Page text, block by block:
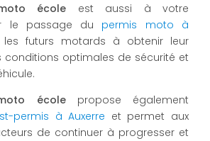
école est aussi à votre
le passage du permis moto à
futurs motards à obtenir leur
conditions optimales de sécurité et
école propose également
permis à Auxerre et permet aux
de continuer à progresser et